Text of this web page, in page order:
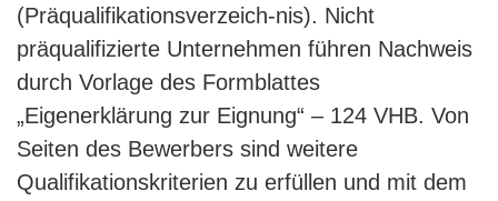
(Präqualifikationsverzeich-nis). Nicht
präqualifizierte Unternehmen führen Nachweis
durch Vorlage des Formblattes
„Eigenerklärung zur Eignung“ – 124 VHB. Von
Seiten des Bewerbers sind weitere
Qualifikationskriterien zu erfüllen und mit dem